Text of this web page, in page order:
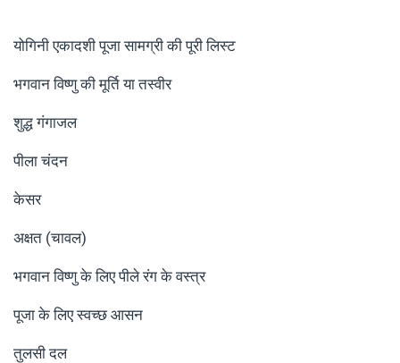
योगिनी एकादशी पूजा सामग्री की पूरी लिस्ट
भगवान विष्णु की मूर्ति या तस्वीर
शुद्ध गंगाजल
पीला चंदन
केसर
अक्षत (चावल)
भगवान विष्णु के लिए पीले रंग के वस्त्र
पूजा के लिए स्वच्छ आसन
तुलसी दल